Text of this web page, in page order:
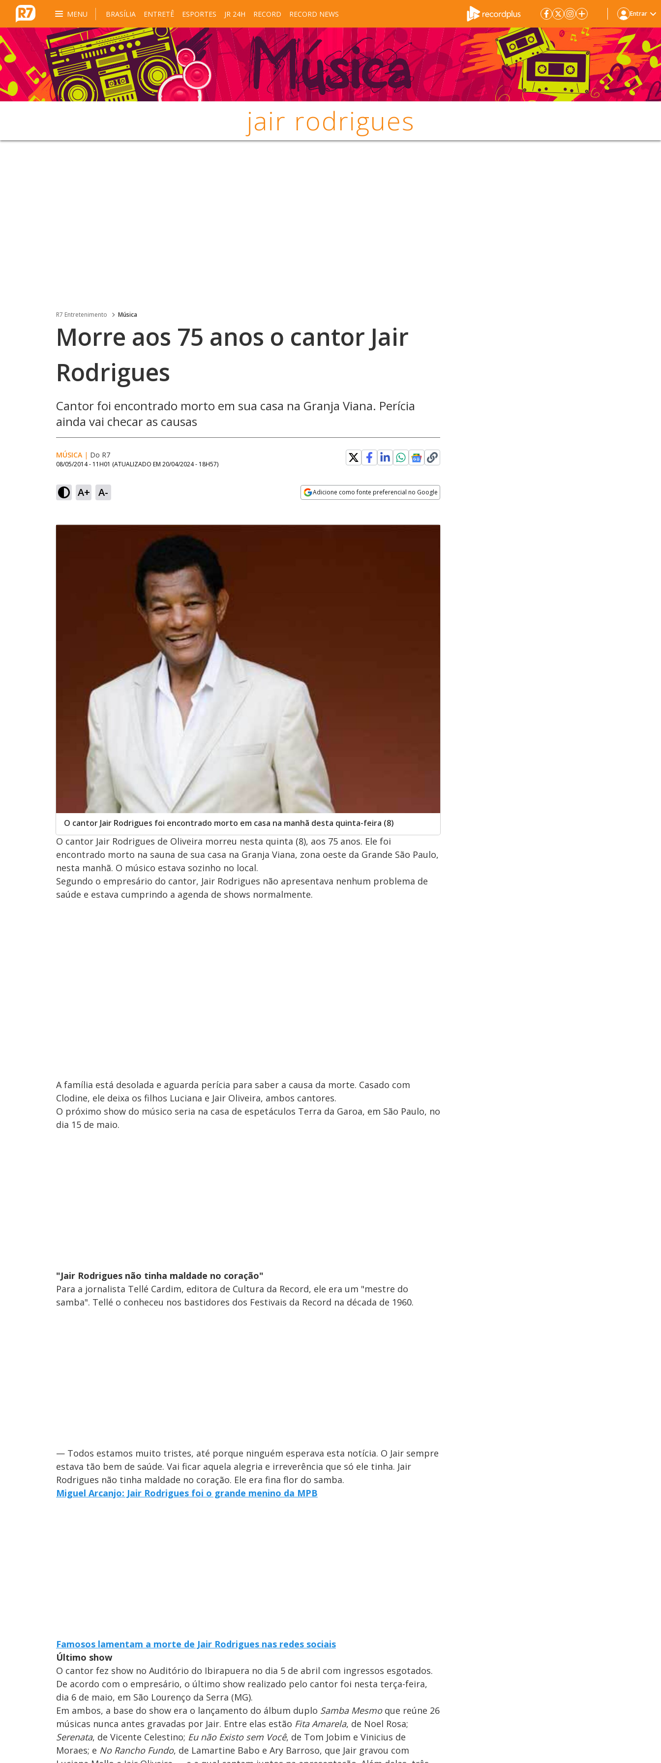
MENU BRASÍLIA ENTRETÊ ESPORTES JR 24H RECORD RECORD NEWS Entrar
jair rodrigues
R7 Entretenimento Música
Morre aos 75 anos o cantor Jair
Rodrigues
Cantor foi encontrado morto em sua casa na Granja Viana. Perícia
ainda vai checar as causas
MÚSICA | Do R7
08/05/2014 - 11H01 (ATUALIZADO EM 20/04/2024 - 18H57)
A+ A- Adicione como fonte preferencial no Google
O cantor Jair Rodrigues foi encontrado morto em casa na manhã desta quinta-feira (8)
O cantor Jair Rodrigues de Oliveira morreu nesta quinta (8), aos 75 anos. Ele foi
encontrado morto na sauna de sua casa na Granja Viana, zona oeste da Grande São Paulo,
nesta manhã. O músico estava sozinho no local.
Segundo o empresário do cantor, Jair Rodrigues não apresentava nenhum problema de
saúde e estava cumprindo a agenda de shows normalmente.
A família está desolada e aguarda perícia para saber a causa da morte. Casado com
Clodine, ele deixa os filhos Luciana e Jair Oliveira, ambos cantores.
O próximo show do músico seria na casa de espetáculos Terra da Garoa, em São Paulo, no
dia 15 de maio.
"Jair Rodrigues não tinha maldade no coração"
Para a jornalista Tellé Cardim, editora de Cultura da Record, ele era um "mestre do
samba". Tellé o conheceu nos bastidores dos Festivais da Record na década de 1960.
— Todos estamos muito tristes, até porque ninguém esperava esta notícia. O Jair sempre
estava tão bem de saúde. Vai ficar aquela alegria e irreverência que só ele tinha. Jair
Rodrigues não tinha maldade no coração. Ele era fina flor do samba.
Miguel Arcanjo: Jair Rodrigues foi o grande menino da MPB
Famosos lamentam a morte de Jair Rodrigues nas redes sociais
Último show
O cantor fez show no Auditório do Ibirapuera no dia 5 de abril com ingressos esgotados.
De acordo com o empresário, o último show realizado pelo cantor foi nesta terça-feira,
dia 6 de maio, em São Lourenço da Serra (MG).
Em ambos, a base do show era o lançamento do álbum duplo Samba Mesmoque reúne 26
músicas nunca antes gravadas por Jair. Entre elas estão Fita Amarela, de Noel Rosa;
Serenata, de Vicente Celestino; Eu não Existo sem Você, de Tom Jobim e Vinicius de
Moraes; e No Rancho Fundo, de Lamartine Babo e Ary Barroso, que Jair gravou com